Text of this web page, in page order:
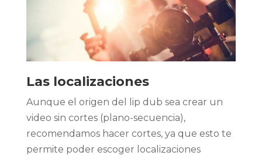
Las localizaciones
Aunque el origen del lip dub sea crear un
video sin cortes (plano-secuencia),
recomendamos hacer cortes, ya que esto te
permite poder escoger localizaciones